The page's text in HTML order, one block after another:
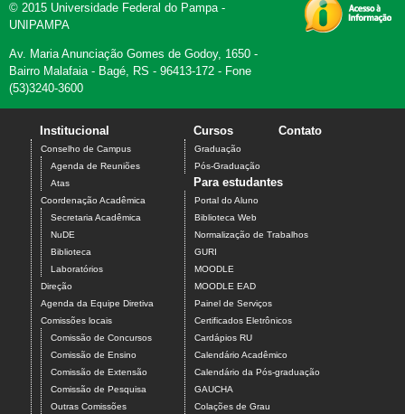
© 2015 Universidade Federal do Pampa -
UNIPAMPA
Av. Maria Anunciação Gomes de Godoy, 1650 -
Bairro Malafaia - Bagé, RS - 96413-172 - Fone
(53)3240-3600
Institucional
Conselho de Campus
Agenda de Reuniões
Atas
Coordenação Acadêmica
Secretaria Acadêmica
NuDE
Biblioteca
Laboratórios
Direção
Agenda da Equipe Diretiva
Comissões locais
Comissão de Concursos
Comissão de Ensino
Comissão de Extensão
Comissão de Pesquisa
Outras Comissões
Cursos
Graduação
Pós-Graduação
Contato
Para estudantes
Portal do Aluno
Biblioteca Web
Normalização de Trabalhos
GURI
MOODLE
MOODLE EAD
Painel de Serviços
Certificados Eletrônicos
Cardápios RU
Calendário Acadêmico
Calendário da Pós-graduação
GAUCHA
Colações de Grau